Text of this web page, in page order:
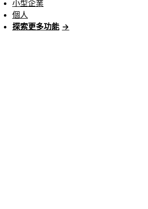
小型企業
個人
探索更多功能 →